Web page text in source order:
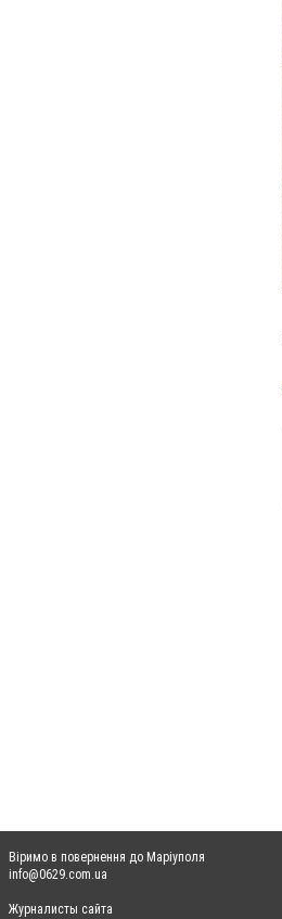
Віримо в повернення до Маріуполя
info@0629.com.ua
Журналисты сайта